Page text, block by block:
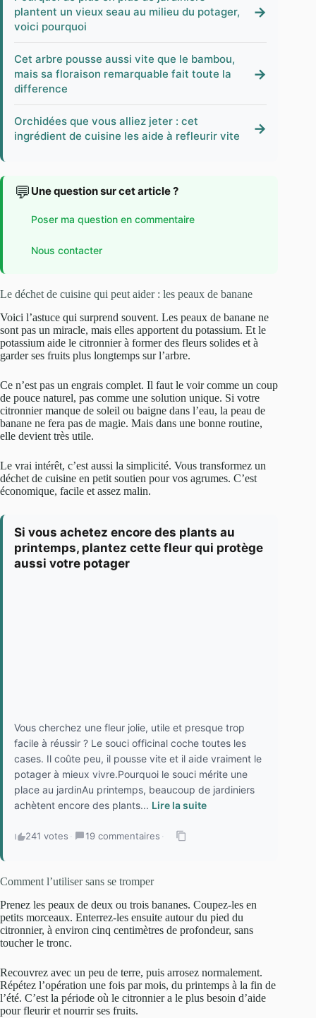
plantent un vieux seau au milieu du potager,
voici pourquoi
→
Cet arbre pousse aussi vite que le bambou,
mais sa floraison remarquable fait toute la
difference
→
Orchidées que vous alliez jeter : cet
ingrédient de cuisine les aide à refleurir vite
→
💬 Une question sur cet article ?
Poser ma question en commentaire
Nous contacter
Le déchet de cuisine qui peut aider : les peaux de banane
Voici l’astuce qui surprend souvent. Les peaux de banane ne
sont pas un miracle, mais elles apportent du potassium. Et le
potassium aide le citronnier à former des fleurs solides et à
garder ses fruits plus longtemps sur l’arbre.
Ce n’est pas un engrais complet. Il faut le voir comme un coup
de pouce naturel, pas comme une solution unique. Si votre
citronnier manque de soleil ou baigne dans l’eau, la peau de
banane ne fera pas de magie. Mais dans une bonne routine,
elle devient très utile.
Le vrai intérêt, c’est aussi la simplicité. Vous transformez un
déchet de cuisine en petit soutien pour vos agrumes. C’est
économique, facile et assez malin.
Si vous achetez encore des plants au
printemps, plantez cette fleur qui protège
aussi votre potager
Vous cherchez une fleur jolie, utile et presque trop
facile à réussir ? Le souci officinal coche toutes les
cases. Il coûte peu, il pousse vite et il aide vraiment le
potager à mieux vivre.Pourquoi le souci mérite une
place au jardinAu printemps, beaucoup de jardiniers
achètent encore des plants... Lire la suite
241 votes · 19 commentaires ·
Comment l’utiliser sans se tromper
Prenez les peaux de deux ou trois bananes. Coupez-les en
petits morceaux. Enterrez-les ensuite autour du pied du
citronnier, à environ cinq centimètres de profondeur, sans
toucher le tronc.
Recouvrez avec un peu de terre, puis arrosez normalement.
Répétez l’opération une fois par mois, du printemps à la fin de
l’été. C’est la période où le citronnier a le plus besoin d’aide
pour fleurir et nourrir ses fruits.